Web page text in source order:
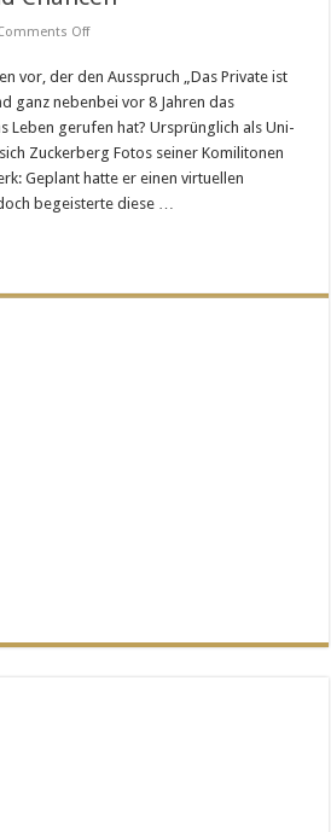
– Sie tickt schnell
mehr sicher
Offon
der
heilige
Gral
–
Freundschaft
und
Chancen
vor, der den Ausspruch „Das Private ist
ganz nebenbei vor 8 Jahren das
Leben gerufen hat? Ursprünglich als Uni-
Zuckerberg Fotos seiner Komilitonen
Geplant hatte er einen virtuellen
begeisterte diese …